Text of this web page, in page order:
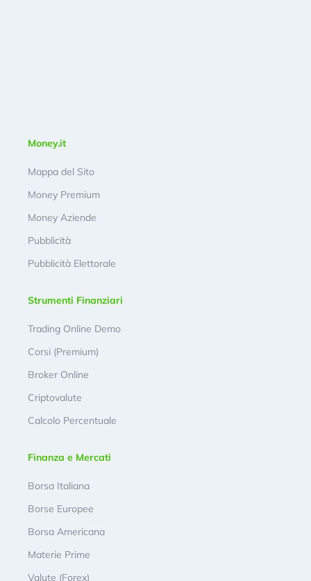
Money.it
Mappa del Sito
Money Premium
Money Aziende
Pubblicità
Pubblicità Elettorale
Strumenti Finanziari
Trading Online Demo
Corsi (Premium)
Broker Online
Criptovalute
Calcolo Percentuale
Finanza e Mercati
Borsa Italiana
Borse Europee
Borsa Americana
Materie Prime
Valute (Forex)